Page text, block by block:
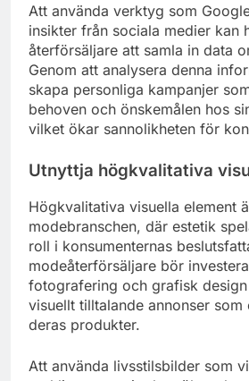
Att använda verktyg som
insikter från sociala medier kan
återförsäljare att samla in data
Genom att analysera denna
skapa personliga kampanjer
behoven och önskemålen hos
vilket ökar sannolikheten för
Utnyttja högkvalitativa
Högkvalitativa visuella element
modebranschen, där estetik
roll i konsumenternas
modeåterförsäljare bör
fotografering och grafisk
visuellt tilltalande annonser
deras produkter.
Att använda livsstilsbilder som